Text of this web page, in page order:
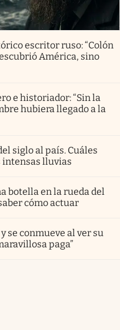
escritor ruso: “Colón
América, sino
e historiador: “Sin la
hubiera llegado a la
siglo al país. Cuáles
intensas lluvias
botella en la rueda del
cómo actuar
se conmueve al ver su
paga”